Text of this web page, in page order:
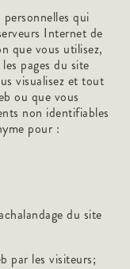
qui
Internet de
que vous utilisez,
pages du site
visualisez et tout
ou que vous
non identifiables
pour :
du site
par les visiteurs;